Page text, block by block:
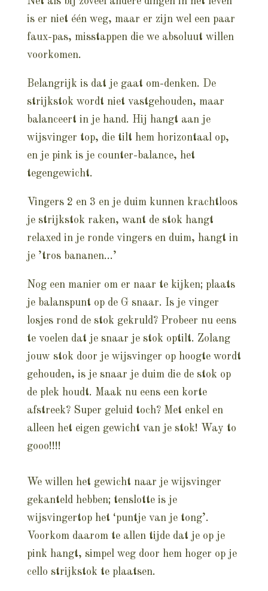
is er niet één weg, maar er zijn wel een paar
faux-pas, misstappen die we absoluut willen
voorkomen.
Belangrijk is dat je gaat om-denken. De
strijkstok wordt niet vastgehouden, maar
balanceert in je hand. Hij hangt aan je
wijsvinger top, die tilt hem horizontaal op,
en je pink is je counter-balance, het
tegengewicht.
Vingers 2 en 3 en je duim kunnen krachtloos
je strijkstok raken, want de stok hangt
relaxed in je ronde vingers en duim, hangt in
je ’tros bananen…’
Nog een manier om er naar te kijken; plaats
je balanspunt op de G snaar. Is je vinger
losjes rond de stok gekruld? Probeer nu eens
te voelen dat je snaar je stok optilt. Zolang
jouw stok door je wijsvinger op hoogte wordt
gehouden, is je snaar je duim die de stok op
de plek houdt. Maak nu eens een korte
afstreek? Super geluid toch? Met enkel en
alleen het eigen gewicht van je stok! Way to
gooo!!!!
We willen het gewicht naar je wijsvinger
gekanteld hebben; tenslotte is je
wijsvingertop het ‘puntje van je tong’.
Voorkom daarom te allen tijde dat je op je
pink hangt, simpel weg door hem hoger op je
cello strijkstok te plaatsen.